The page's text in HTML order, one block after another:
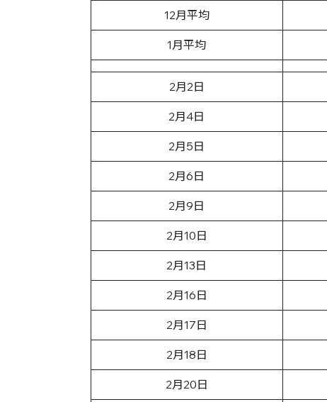
12月平均
1月平均
2月2日
2月4日
2月5日
2月6日
2月9日
2月10日
2月13日
2月16日
2月17日
2月18日
2月20日